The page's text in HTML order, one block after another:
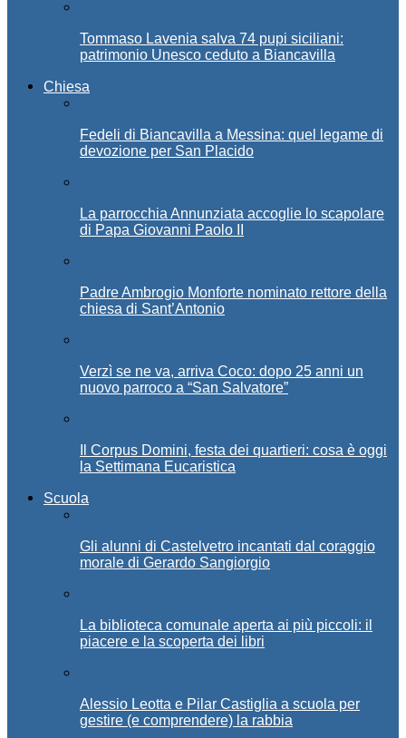
Tommaso Lavenia salva 74 pupi siciliani:
patrimonio Unesco ceduto a Biancavilla
Chiesa
Fedeli di Biancavilla a Messina: quel legame di
devozione per San Placido
La parrocchia Annunziata accoglie lo scapolare
di Papa Giovanni Paolo II
Padre Ambrogio Monforte nominato rettore della
chiesa di Sant’Antonio
Verzì se ne va, arriva Coco: dopo 25 anni un
nuovo parroco a “San Salvatore”
Il Corpus Domini, festa dei quartieri: cosa è oggi
la Settimana Eucaristica
Scuola
Gli alunni di Castelvetro incantati dal coraggio
morale di Gerardo Sangiorgio
La biblioteca comunale aperta ai più piccoli: il
piacere e la scoperta dei libri
Alessio Leotta e Pilar Castiglia a scuola per
gestire (e comprendere) la rabbia